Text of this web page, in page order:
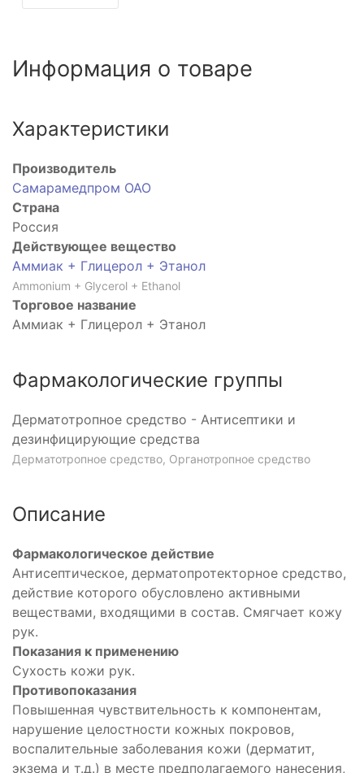
Информация о товаре
Характеристики
Производитель
Самарамедпром ОАО
Страна
Россия
Действующее вещество
Аммиак + Глицерол + Этанол
Ammonium + Glycerol + Ethanol
Торговое название
Аммиак + Глицерол + Этанол
Фармакологические группы
Дерматотропное средство - Антисептики и
дезинфицирующие средства
Дерматотропное средство, Органотропное средство
Описание
Фармакологическое действие
Антисептическое, дерматопротекторное средство,
действие которого обусловлено активными
веществами, входящими в состав. Смягчает кожу
рук.
Показания к применению
Сухость кожи рук.
Противопоказания
Повышенная чувствительность к компонентам,
нарушение целостности кожных покровов,
воспалительные заболевания кожи (дерматит,
экзема и т.д.) в месте предполагаемого нанесения,